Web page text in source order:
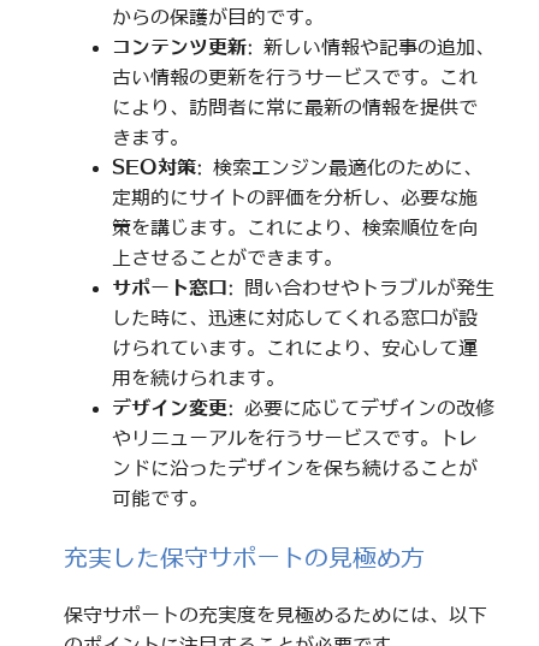
からの保護が目的です。
コンテンツ更新: 新しい情報や記事の追加、
古い情報の更新を行うサービスです。これ
により、訪問者に常に最新の情報を提供で
きます。
SEO対策: 検索エンジン最適化のために、
定期的にサイトの評価を分析し、必要な施
策を講じます。これにより、検索順位を向
上させることができます。
サポート窓口 : 問い合わせやトラブルが発生
した時に、迅速に対応してくれる窓口が設
けられています。これにより、安心して運
用を続けられます。
デザイン変更: 必要に応じてデザインの改修
やリニューアルを行うサービスです。トレ
ンドに沿ったデザインを保ち続けることが
可能です。
充実した保守サポートの見極め方
保守サポートの充実度を見極めるためには、以下